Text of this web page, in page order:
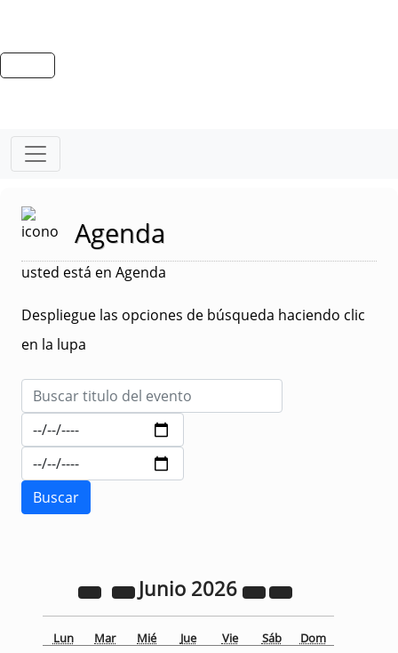
Agenda
usted está en Agenda
Despliegue las opciones de búsqueda haciendo clic
en la lupa
Junio 2026
Lun Mar Mié Jue Vie Sáb Dom